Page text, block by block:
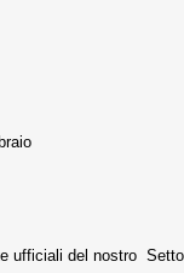
ufficiali del nostro